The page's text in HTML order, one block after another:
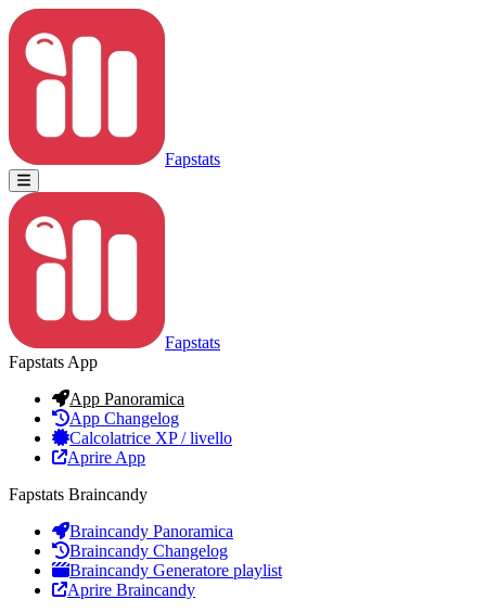
Fapstats
Fapstats
Fapstats App
App Panoramica
App Changelog
Calcolatrice XP / livello
Aprire App
Fapstats Braincandy
Braincandy Panoramica
Braincandy Changelog
Braincandy Generatore playlist
Aprire Braincandy